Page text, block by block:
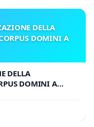
DELLA
DOMINI A
DELLA
DOMINI A